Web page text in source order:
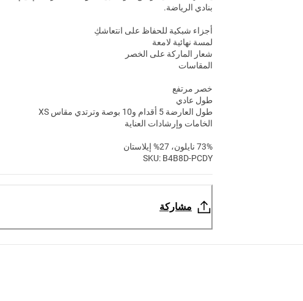
بنادي الرياضة.
أجزاء شبكية للحفاظ على انتعاشكِ
لمسة نهائية لامعة
شعار الماركة على الخصر
المقاسات
خصر مرتفع
طول عادي
طول العارضة 5 أقدام و10 بوصة وترتدي مقاس XS
الخامات وإرشادات العناية
73% نايلون، 27% إيلاستان
SKU: B4B8D-PCDY
مشاركة